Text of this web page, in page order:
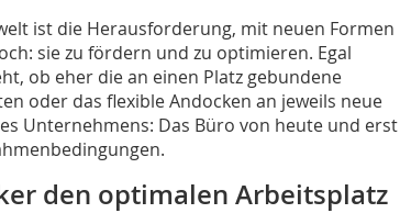
ist die Herausforderung, mit neuen Formen
sie zu fördern und zu optimieren. Egal
ob eher die an einen Platz gebundene
oder das flexible Andocken an jeweils neue
Unternehmens: Das Büro von heute und erst
den optimalen Arbeitsplatz